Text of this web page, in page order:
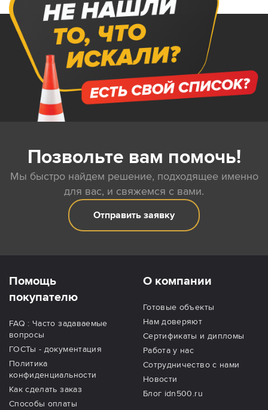
Позвольте вам помочь!
Мы быстро найдем решение, подходящее именно
для вас, и свяжемся с вами.
Отправить заявку
Помощь
покупателю
FAQ : Часто задаваемые
вопросы
ГОСТы - документация
Политика
конфиденциальности
Как сделать заказ
Способы оплаты
О компании
Готовые объекты
Нам доверяют
Сертификаты и дипломы
Работа у нас
Сотрудничество с нами
Новости
Блог idn500.ru